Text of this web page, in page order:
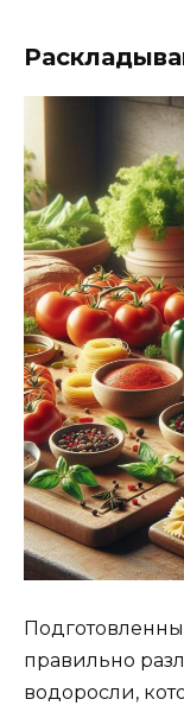
правильно
водоросли,